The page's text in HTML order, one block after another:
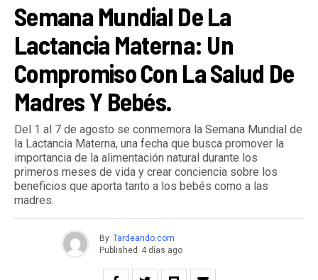
Semana Mundial De La
Lactancia Materna: Un
Compromiso Con La Salud De
Madres Y Bebés.
Del 1 al 7 de agosto se conmemora la Semana Mundial de
la Lactancia Materna, una fecha que busca promover la
importancia de la alimentación natural durante los
primeros meses de vida y crear conciencia sobre los
beneficios que aporta tanto a los bebés como a las
madres.
By Tardeando.com
Published 4 días ago